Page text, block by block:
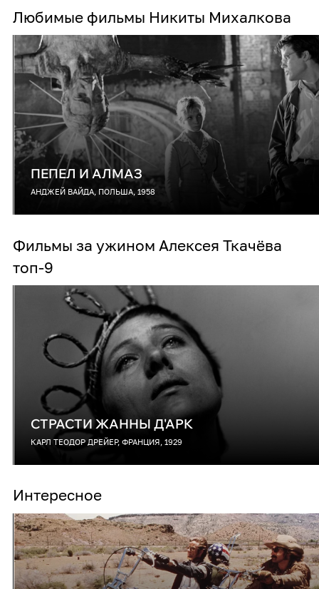
Любимые фильмы Никиты Михалкова
ПЕПЕЛ И АЛМАЗ
АНДЖЕЙ ВАЙДА, ПОЛЬША, 1958
Фильмы за ужином Алексея Ткачёва
топ-9
СТРАСТИ ЖАННЫ Д'АРК
КАРЛ ТЕОДОР ДРЕЙЕР, ФРАНЦИЯ, 1929
Интересное